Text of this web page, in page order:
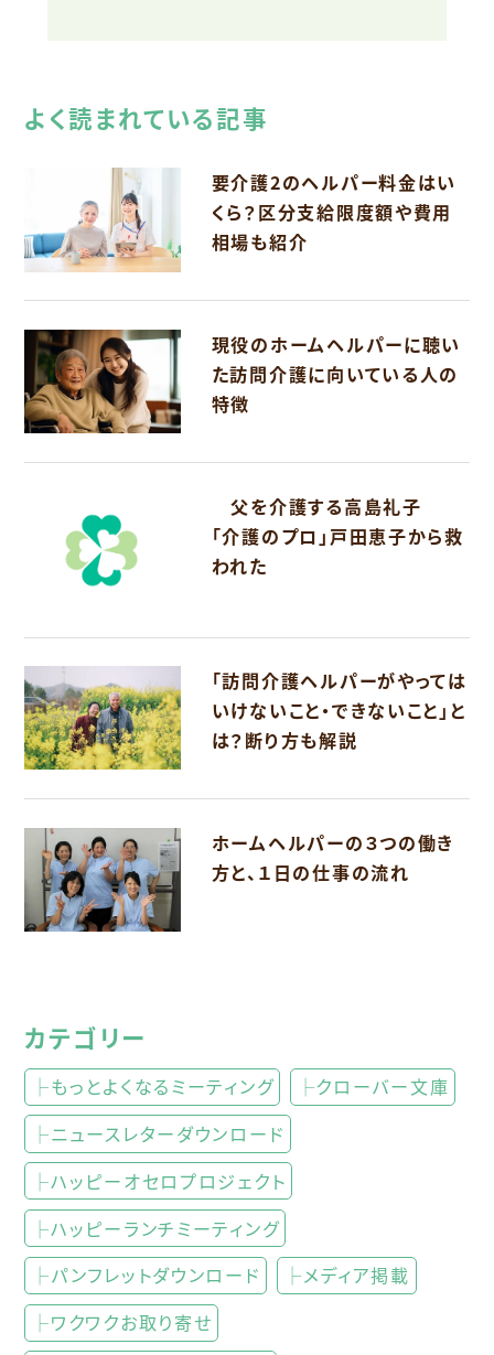
よく読まれている記事
要介護2のヘルパー料金はい
くら？区分支給限度額や費用
相場も紹介
現役のホームヘルパーに聴い
た訪問介護に向いている人の
特徴
父を介護する高島礼子
「介護のプロ」戸田恵子から救
われた
「訪問介護ヘルパーがやっては
いけないこと・できないこと」と
は？断り方も解説
ホームヘルパーの３つの働き
方と、１日の仕事の流れ
カテゴリー
├もっとよくなるミーティング
├クローバー文庫
├ニュースレターダウンロード
├ハッピーオセロプロジェクト
├ハッピーランチミーティング
├パンフレットダウンロード
├メディア掲載
├ワクワクお取り寄せ